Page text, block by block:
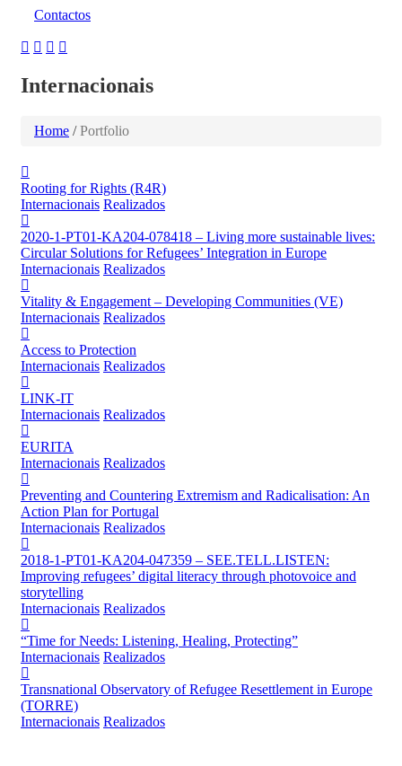
Contactos
Internacionais
Home / Portfolio
Rooting for Rights (R4R)
Internacionais Realizados
2020-1-PT01-KA204-078418 – Living more sustainable lives:
Circular Solutions for Refugees’ Integration in Europe
Internacionais Realizados
Vitality & Engagement – Developing Communities (VE)
Internacionais Realizados
Access to Protection
Internacionais Realizados
LINK-IT
Internacionais Realizados
EURITA
Internacionais Realizados
Preventing and Countering Extremism and Radicalisation: An
Action Plan for Portugal
Internacionais Realizados
2018-1-PT01-KA204-047359 – SEE.TELL.LISTEN:
Improving refugees’ digital literacy through photovoice and
storytelling
Internacionais Realizados
“Time for Needs: Listening, Healing, Protecting”
Internacionais Realizados
Transnational Observatory of Refugee Resettlement in Europe
(TORRE)
Internacionais Realizados